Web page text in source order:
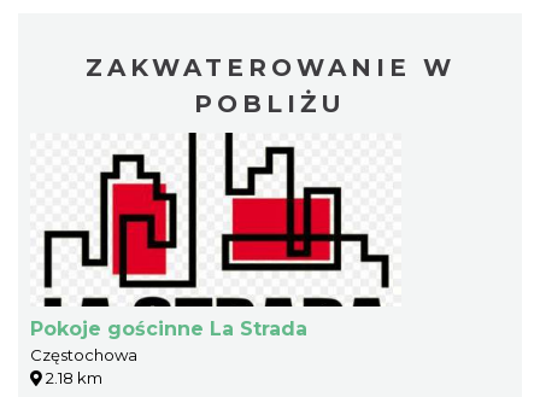
ZAKWATEROWANIE W
POBLIŻU
Pokoje gościnne La Strada
Częstochowa
2.18 km